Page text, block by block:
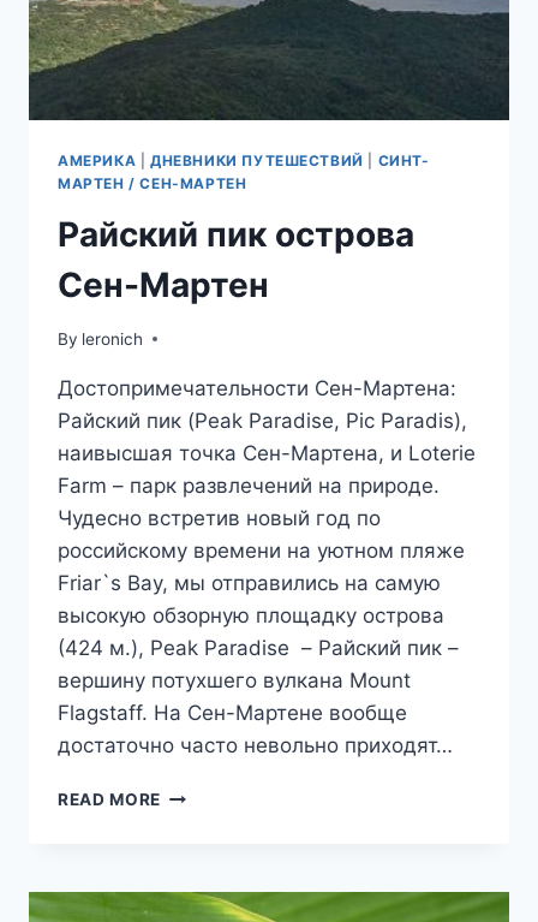
АМЕРИКА ДНЕВНИКИ ПУТЕШЕСТВИЙ
СИНТ-
МАРТЕН / СЕН-МАРТЕН
Райский пик острова
Сен-Мартен
By leronich
Достопримечательности Сен-Мартена:
Райский пик (Peak Paradise, Pic Paradis),
наивысшая точка Сен-Мартена, и Loterie
Farm – парк развлечений на природе.
Чудесно встретив новый год по
российскому времени на уютном пляже
Friar`s Bay, мы отправились на самую
высокую обзорную площадку острова
(424 м.), Peak Paradise – Райский пик –
вершину потухшего вулкана Mount
Flagstaff. На Сен-Мартене вообще
достаточно часто невольно приходят…
READ MORE РАЙСКИЙ
МАРТЕН